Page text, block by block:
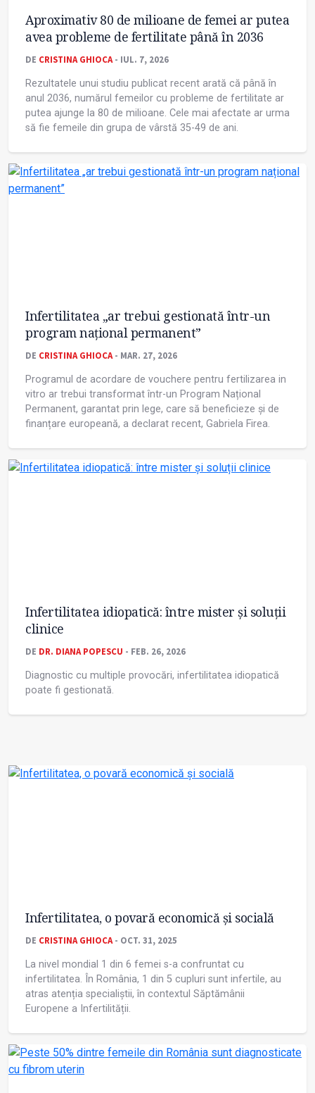
Aproximativ 80 de milioane de femei ar putea
avea probleme de fertilitate până în 2036
DE CRISTINA GHIOCA- IUL. 7, 2026
Rezultatele unui studiu publicat recent arată că până în
anul 2036, numărul femeilor cu probleme de fertilitate ar
putea ajunge la 80 de milioane. Cele mai afectate ar urma
să fie femeile din grupa de vârstă 35-49 de ani.
Infertilitatea „ar trebui gestionată într-un
program național permanent”
DE CRISTINA GHIOCA- MAR. 27, 2026
Programul de acordare de vouchere pentru fertilizarea in
vitro ar trebui transformat într-un Program Național
Permanent, garantat prin lege, care să beneficieze și de
finanțare europeană, a declarat recent, Gabriela Firea.
Infertilitatea idiopatică: între mister și soluții
clinice
DE DR. DIANA POPESCU - FEB. 26, 2026
Diagnostic cu multiple provocări, infertilitatea idiopatică
poate fi gestionată.
Infertilitatea, o povară economică și socială
DE CRISTINA GHIOCA- OCT. 31, 2025
La nivel mondial 1 din 6 femei s-a confruntat cu
infertilitatea. În România, 1 din 5 cupluri sunt infertile, au
atras atenția specialiștii, în contextul Săptămânii
Europene a Infertilității.